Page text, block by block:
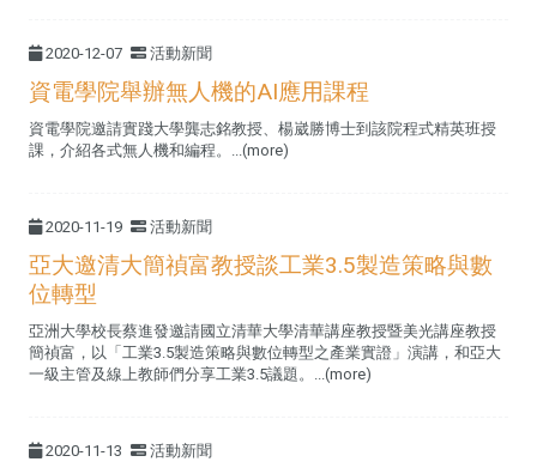
2020-12-07 活動新聞
資電學院舉辦無人機的AI應用課程
資電學院邀請實踐大學龔志銘教授、楊崴勝博士到該院程式精英班授
課，介紹各式無人機和編程。...(more)
2020-11-19 活動新聞
亞大邀清大簡禎富教授談工業3.5製造策略與數
位轉型
亞洲大學校長蔡進發邀請國立清華大學清華講座教授暨美光講座教授
簡禎富，以「工業3.5製造策略與數位轉型之產業實證」演講，和亞大
一級主管及線上教師們分享工業3.5議題。...(more)
2020-11-13 活動新聞